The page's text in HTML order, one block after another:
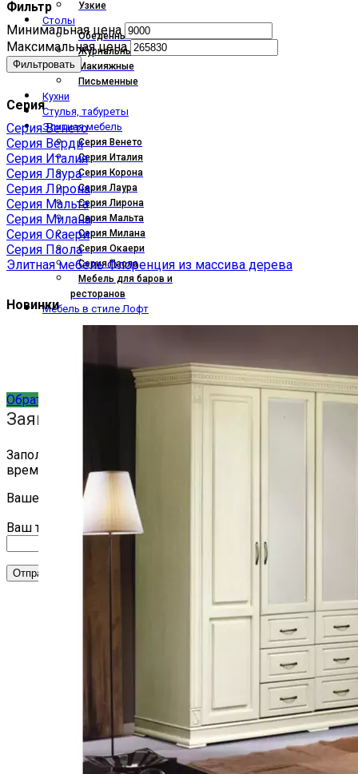
Узкие
Столы
Обеденные
Журнальные
Макияжные
Письменные
Кухни
Стулья, табуреты
Элитная мебель
Серия Венето
Серия Италия
Серия Корона
Серия Лаура
Серия Лирона
Серия Мальта
Серия Милана
Серия Окаери
Серия Паола
Мебель для баров и
ресторанов
Мебель в стиле Лофт
+7(904)261-02-55
Обратный звонок
Заявка на обратный звонок
Заполните заявку и мы перезвоним вам в ближайшее
время
Ваше имя
Ваш телефон
Фильтр
Минимальная цена
Максимальная цена
Фильтровать
Серия
Серия Венето
Серия Верди
Серия Италия
Серия Лаура
Серия Лирона
Серия Мальта
Серия Милана
Серия Окаери
Серия Паола
Элитная мебель Флоренция из массива дерева
Новинки